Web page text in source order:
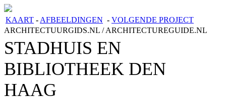
KAART - AFBEELDINGEN - VOLGENDE PROJECT
ARCHITECTUURGIDS.NL / ARCHITECTUREGUIDE.NL
STADHUIS EN
BIBLIOTHEEK DEN
HAAG